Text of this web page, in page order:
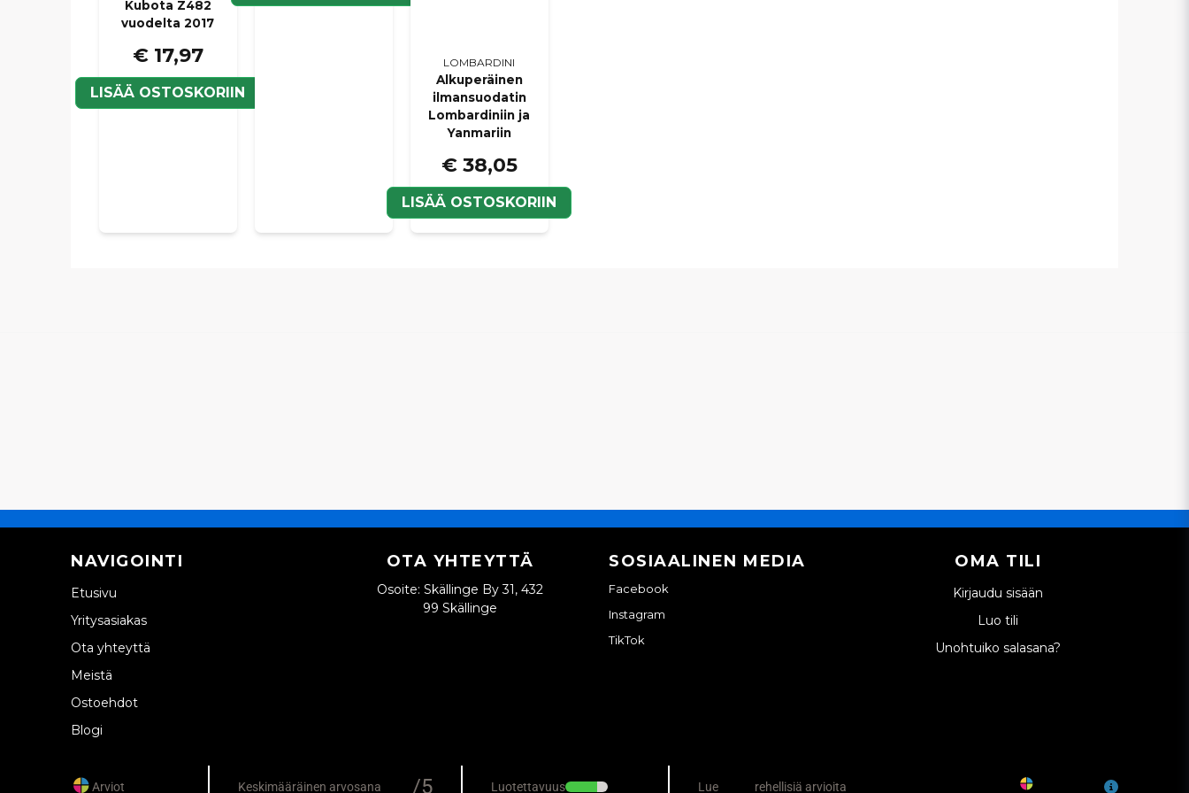
Kubota Z482
vuodelta 2017
€ 17,97
LISÄÄ OSTOSKORIIN
LOMBARDINI
Alkuperäinen
ilmansuodatin
Lombardiniin ja
Yanmariin
€ 38,05
LISÄÄ OSTOSKORIIN
NAVIGOINTI
Etusivu
Yritysasiakas
Ota yhteyttä
Meistä
Ostoehdot
Blogi
OTA YHTEYTTÄ
Osoite: Skällinge By 31, 432
99 Skällinge
SOSIAALINEN MEDIA
Facebook
Instagram
TikTok
OMA TILI
Kirjaudu sisään
Luo tili
Unohtuiko salasana?